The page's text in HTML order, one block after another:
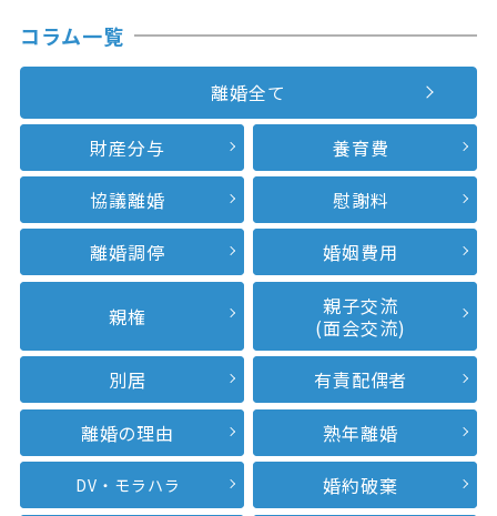
コラム一覧
離婚全て
財産分与
養育費
協議離婚
慰謝料
離婚調停
婚姻費用
親権
親子交流
(面会交流)
別居
有責配偶者
離婚の理由
熟年離婚
DV・モラハラ
婚約破棄